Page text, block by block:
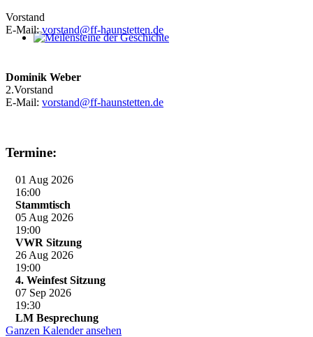
Vorstand
E-Mail:vorstand@ff-haunstetten.de
Dominik Weber
2.Vorstand
E-Mail: vorstand@ff-haunstetten.de
Termine:
01 Aug 2026
16:00
Stammtisch
05 Aug 2026
19:00
VWR Sitzung
26 Aug 2026
19:00
4. Weinfest Sitzung
07 Sep 2026
19:30
LM Besprechung
Ganzen Kalender ansehen